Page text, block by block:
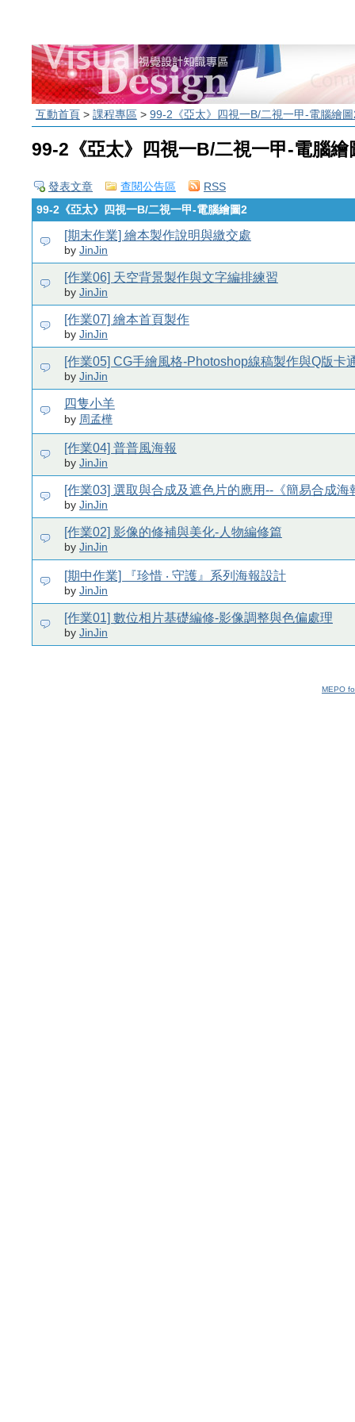
互動首頁 > 課程專區 > 99-2《亞太》四視一B/二視一甲-電腦繪
99-2《亞太》四視一B/二視一甲-電腦繪
發表文章 查閱公告區
RSS
99-2《亞太》四視一B/二視一甲-電腦繪圖2
[期末作業] 繪本製作說明與繳交處
by JinJin
[作業06] 天空背景製作與文字編排練習
by JinJin
[作業07] 繪本首頁製作
by JinJin
[作業05] CG手繪風格-Photoshop線稿製作與Q版卡
by JinJin
四隻小羊
by 周孟樺
[作業04] 普普風海報
by JinJin
[作業03] 選取與合成及遮色片的應用--《簡易合成海
by JinJin
[作業02] 影像的修補與美化-人物編修篇
by JinJin
[期中作業] 『珍惜 ‧ 守護』系列海報設計
by JinJin
[作業01] 數位相片基礎編修-影像調整與色偏處理
by JinJin
MEPO